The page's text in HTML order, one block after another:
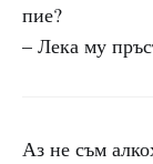
пие?
– Лека му
Аз не съм